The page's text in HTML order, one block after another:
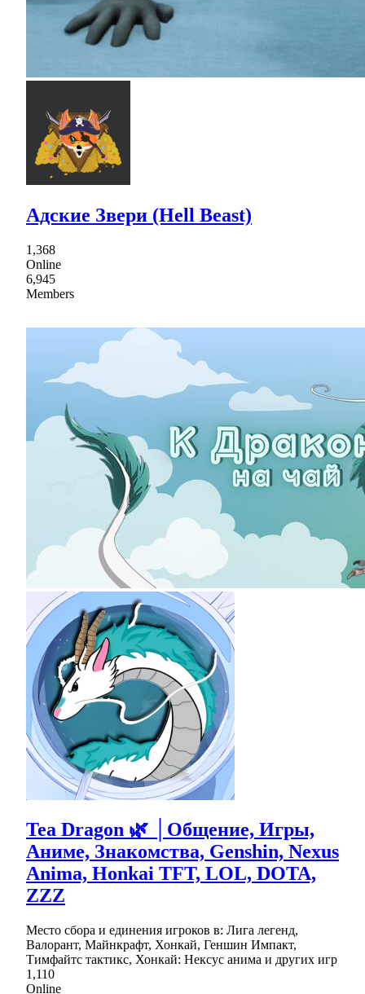
Адские Звери (Hell Beast)
1,368
Online
6,945
Members
Tea Dragon 🌿 │Общение, Игры,
Аниме, Знакомства, Genshin, Nexus
Anima, Honkai TFT, LOL, DOTA,
ZZZ
Место сбора и единения игроков в: Лига легенд,
Валорант, Майнкрафт, Хонкай, Геншин Импакт,
Тимфайтс тактикс, Хонкай: Нексус анима и других игр
1,110
Online